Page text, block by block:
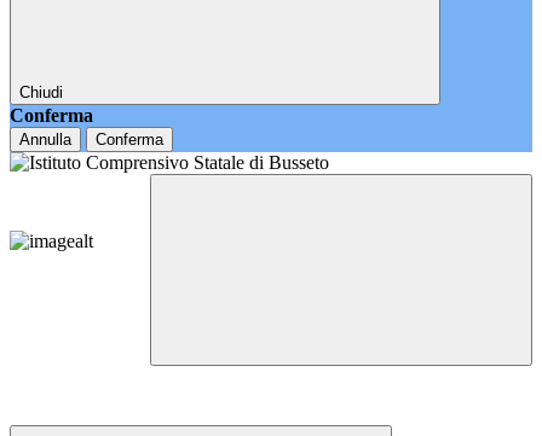
Chiudi
Conferma
Annulla Conferma